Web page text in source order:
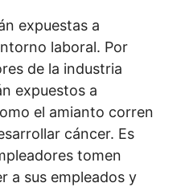
expuestas a
laboral. Por
de la industria
expuestos a
el amianto corren
cáncer. Es
tomen
a sus empleados y